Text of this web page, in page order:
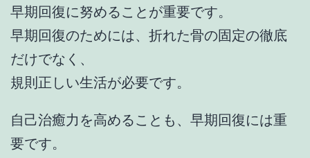
早期回復に努めることが重要です。
早期回復のためには、折れた骨の固定の徹底
だけでなく、
規則正しい生活が必要です。
自己治癒力を高めることも、早期回復には重
要です。